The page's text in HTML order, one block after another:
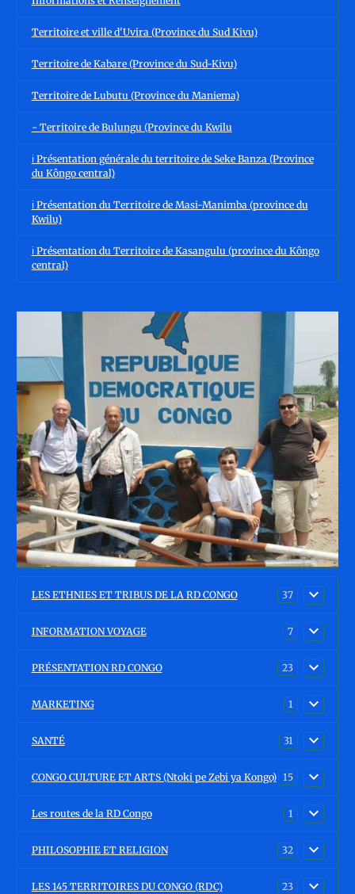
Territoire et ville d'Uvira (Province du Sud Kivu)
Territoire de Kabare (Province du Sud-Kivu)
Territoire de Lubutu (Province du Maniema)
- Territoire de Bulungu (Province du Kwilu
ℹ️ Présentation générale du territoire de Seke Banza (Province
du Kôngo central)
ℹ️ Présentation du Territoire de Masi-Manimba (province du
Kwilu)
ℹ️ Présentation du Territoire de Kasangulu (province du Kôngo
central)
LES ETHNIES ET TRIBUS DE LA RD CONGO 37
INFORMATION VOYAGE 7
PRÉSENTATION RD CONGO 23
MARKETING 1
SANTÉ 31
CONGO CULTURE ET ARTS (Ntoki pe Zebi ya Kongo) 15
Les routes de la RD Congo 1
PHILOSOPHIE ET RELIGION 32
LES 145 TERRITOIRES DU CONGO (RDC) 23